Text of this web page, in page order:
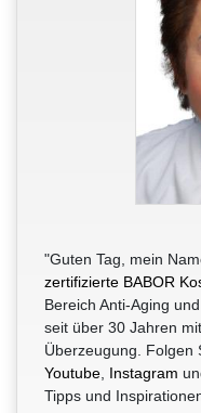
"Guten Tag, mein
zertifizierte BABOR
Bereich Anti-Aging
seit über 30 Jahren
Überzeugung. Folgen
Youtube, Instagram
Tipps und